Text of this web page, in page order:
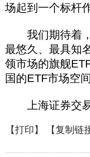
场起到一个标杆
我们期待着，
最悠久、最具知
领市场的旗舰
国的ETF市场空
上海证券交易
【打印】 【复制链